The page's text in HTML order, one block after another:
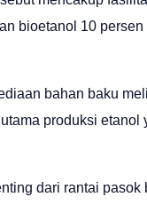
bioetanol 10
bahan baku
produksi etanol
dari rantai